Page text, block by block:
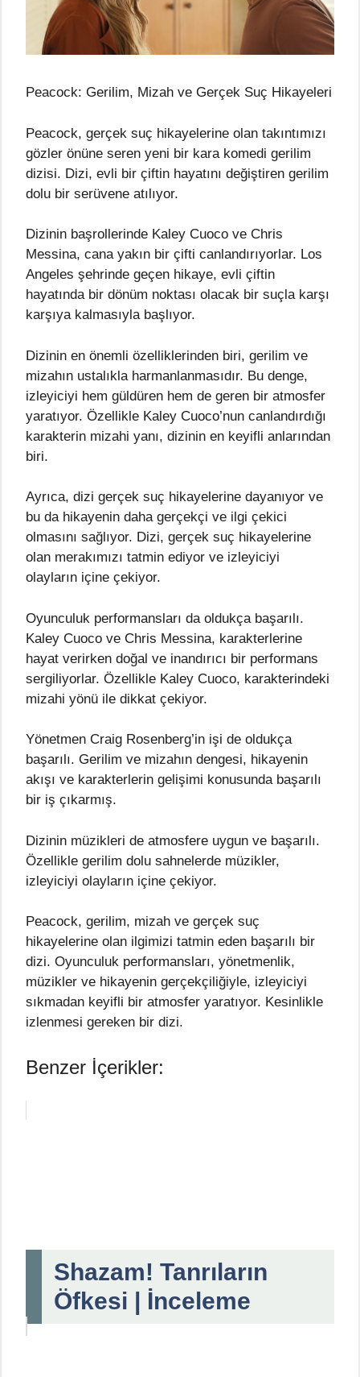
Peacock: Gerilim, Mizah ve Gerçek Suç Hikayeleri
Peacock, gerçek suç hikayelerine olan takıntımızı
gözler önüne seren yeni bir kara komedi gerilim
dizisi. Dizi, evli bir çiftin hayatını değiştiren gerilim
dolu bir serüvene atılıyor.
Dizinin başrollerinde Kaley Cuoco ve Chris
Messina, cana yakın bir çifti canlandırıyorlar. Los
Angeles şehrinde geçen hikaye, evli çiftin
hayatında bir dönüm noktası olacak bir suçla karşı
karşıya kalmasıyla başlıyor.
Dizinin en önemli özelliklerinden biri, gerilim ve
mizahın ustalıkla harmanlanmasıdır. Bu denge,
izleyiciyi hem güldüren hem de geren bir atmosfer
yaratıyor. Özellikle Kaley Cuoco’nun canlandırdığı
karakterin mizahi yanı, dizinin en keyifli anlarından
biri.
Ayrıca, dizi gerçek suç hikayelerine dayanıyor ve
bu da hikayenin daha gerçekçi ve ilgi çekici
olmasını sağlıyor. Dizi, gerçek suç hikayelerine
olan merakımızı tatmin ediyor ve izleyiciyi
olayların içine çekiyor.
Oyunculuk performansları da oldukça başarılı.
Kaley Cuoco ve Chris Messina, karakterlerine
hayat verirken doğal ve inandırıcı bir performans
sergiliyorlar. Özellikle Kaley Cuoco, karakterindeki
mizahi yönü ile dikkat çekiyor.
Yönetmen Craig Rosenberg’in işi de oldukça
başarılı. Gerilim ve mizahın dengesi, hikayenin
akışı ve karakterlerin gelişimi konusunda başarılı
bir iş çıkarmış.
Dizinin müzikleri de atmosfere uygun ve başarılı.
Özellikle gerilim dolu sahnelerde müzikler,
izleyiciyi olayların içine çekiyor.
Peacock, gerilim, mizah ve gerçek suç
hikayelerine olan ilgimizi tatmin eden başarılı bir
dizi. Oyunculuk performansları, yönetmenlik,
müzikler ve hikayenin gerçekçiliğiyle, izleyiciyi
sıkmadan keyifli bir atmosfer yaratıyor. Kesinlikle
izlenmesi gereken bir dizi.
Benzer İçerikler:
Shazam! Tanrıların
Öfkesi | İnceleme